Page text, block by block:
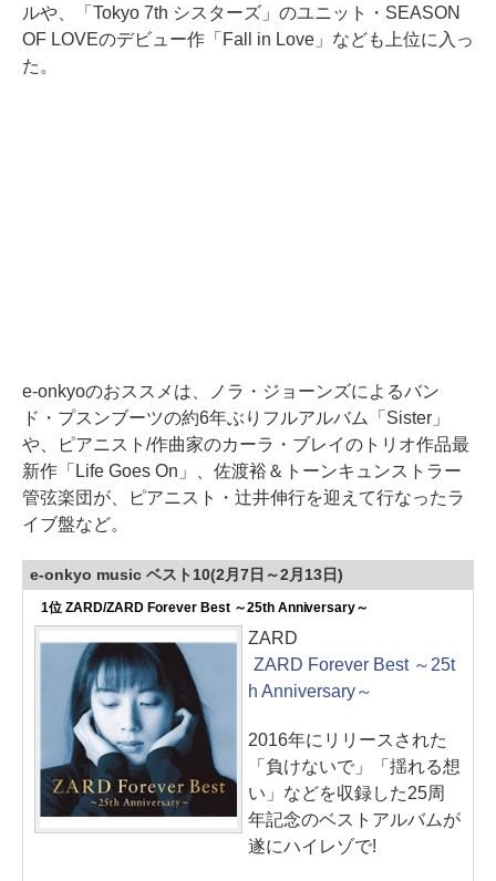
ルや、「Tokyo 7th シスターズ」のユニット・SEASON
OF LOVEのデビュー作「Fall in Love」なども上位に入っ
た。
e-onkyoのおススメは、ノラ・ジョーンズによるバン
ド・プスンブーツの約6年ぶりフルアルバム「Sister」
や、ピアニスト/作曲家のカーラ・ブレイのトリオ作品最
新作「Life Goes On」、佐渡裕＆トーンキュンストラー
管弦楽団が、ピアニスト・辻井伸行を迎えて行なったラ
イブ盤など。
e-onkyo music ベスト10(2月7日～2月13日)
1位 ZARD/ZARD Forever Best ～25th Anniversary～
ZARD
ZARD Forever Best ～25t
h Anniversary～
2016年にリリースされた
「負けないで」「揺れる想
い」などを収録した25周
年記念のベストアルバムが
遂にハイレゾで!